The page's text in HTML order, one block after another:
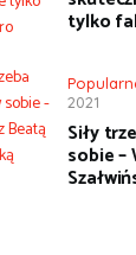
tylko
2021
Siły
sobie –